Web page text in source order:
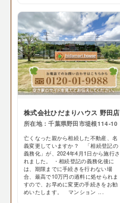
株式会社ひだまりハウス 野田店
所在地：千葉県野田市堤根114-10
亡くなった親から相続した不動産、名
義変更していますか？ 「相続登記の
義務化」が、2024年4月1日から施行さ
れました。 ・相続登記の義務化後に
は、期限までに手続きを行わない場
合、最高で10万円の過料に処せられま
すので、お早めに変更の手続きをお勧
めいたします。 マンション ...